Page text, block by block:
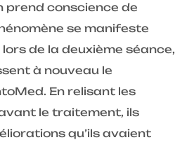
prend conscience de
se manifeste
de la deuxième séance,
à nouveau le
En relisant les
le traitement, ils
qu’ils avaient